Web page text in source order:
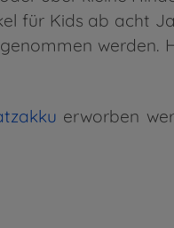
für Kids ab acht
werden.
erworben